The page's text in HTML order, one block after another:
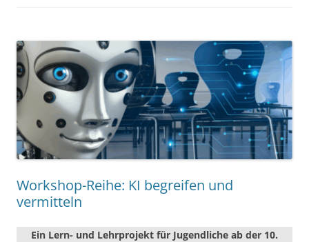
Workshop-Reihe: KI begreifen und
vermitteln
Ein Lern- und Lehrprojekt für Jugendliche ab der 10.